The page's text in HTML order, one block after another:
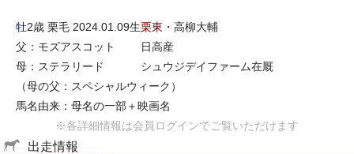
牡2歳 栗毛 2024.01.09生栗東 ・高柳大輔
父：モズアスコット
日高産
母：ステラリード
シュウジデイファーム在厩
（母の父：スペシャルウィーク）
馬名由来：母名の一部＋映画名
※各詳細情報は会員ログインでご覧いただけます
出走情報